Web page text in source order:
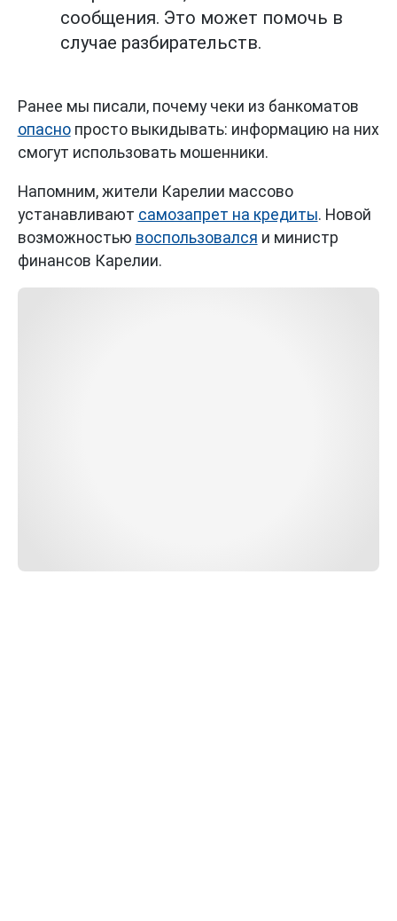
сообщения. Это может помочь в
случае разбирательств.
Ранее мы писали, почему чеки из банкоматов
опаснопросто выкидывать: информацию на них
смогут использовать мошенники.
Напомним, жители Карелии массово
устанавливают самозапрет на кредиты. Новой
возможностью воспользовался и министр
финансов Карелии.